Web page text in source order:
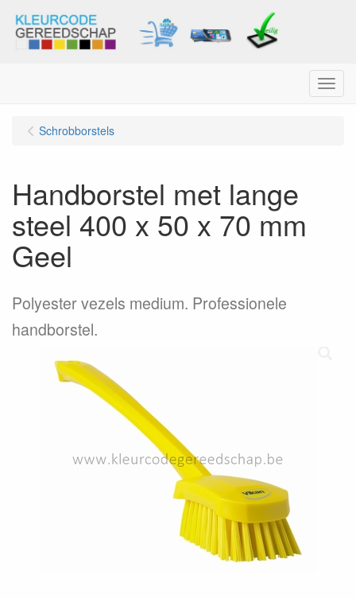
Menu
Schrobborstels
Handborstel met lange
steel 400 x 50 x 70 mm
Geel
Polyester vezels medium. Professionele
handborstel.